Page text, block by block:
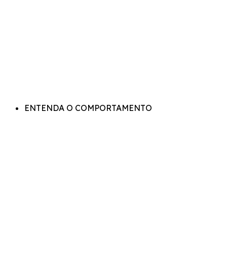
ENTENDA O COMPORTAMENTO